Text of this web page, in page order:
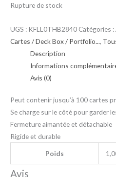
Rupture de stock
UGS : KFLL0THB2840 Catégories :
Cartes / Deck Box / Portfolio...,
Description
Informations
Avis (0)
Peut contenir jusqu’à 100 cartes
Se charge sur le côté pour garder
Fermeture aimantée et détachable
Rigide et durable
Poids
Avis